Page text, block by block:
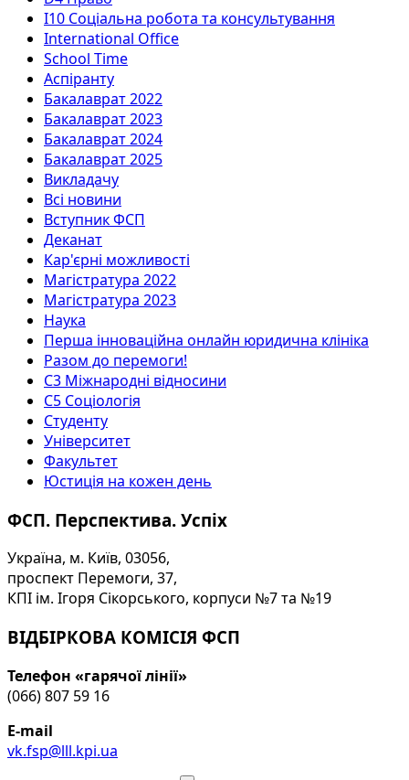
I10 Соціальна робота та консультування
International Office
School Time
Аспіранту
Бакалаврат 2022
Бакалаврат 2023
Бакалаврат 2024
Бакалаврат 2025
Викладачу
Всі новини
Вступник ФСП
Деканат
Кар'єрні можливості
Магістратура 2022
Магістратура 2023
Наука
Перша інноваційна онлайн юридична клініка
Разом до перемоги!
С3 Міжнародні відносини
С5 Соціологія
Студенту
Університет
Факультет
Юстиція на кожен день
ФСП. Перспектива. Успіх
Україна, м. Київ, 03056,
проспект Перемоги, 37,
КПІ ім. Ігоря Сікорського, корпуси №7 та №19
ВІДБІРКОВА КОМІСІЯ ФСП
Телефон «гарячої лінії»
(066) 807 59 16
E-mail
vk.fsp@lll.kpi.ua